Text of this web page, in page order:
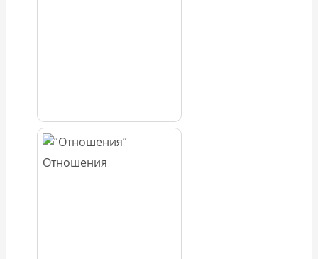
Отношения